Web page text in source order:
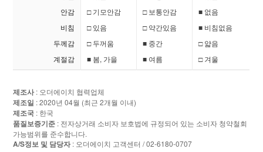
안감
□ 기모안감 □ 보통안감
■ 없음
비침
□ 있음 □ 약간있음
■ 비침없음
두께감
□ 두꺼움 ■ 중간
□ 얇음
계절감
■ 봄, 가을 ■ 여름 □ 겨울
제조사: 오더에이치 협력업체
제조일 : 2020년 04월 (최근 2개월 이내)
제조국 : 한국
품질보증기준 : 전자상거래 소비자 보호법에 규정되어 있는 소비자 청약철회
가능범위를 준수합니다.
A/S정보 및 담당자: 오더에이치 고객센터 / 02-6180-0707